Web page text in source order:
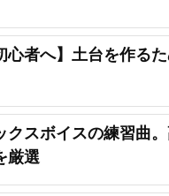
心者へ】土台を作る
クスボイスの練習曲
厳選